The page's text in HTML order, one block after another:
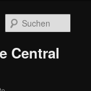
Central